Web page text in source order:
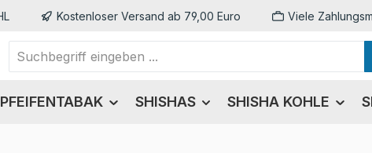
Kostenloser Versand ab 79,00 Euro Viele
PFEIFENTABAK SHISHAS SHISHA KOHLE